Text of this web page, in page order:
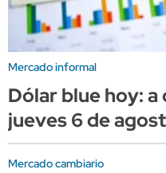
Mercado informal
Dólar blue hoy:
jueves 6 de
Mercado cambiario